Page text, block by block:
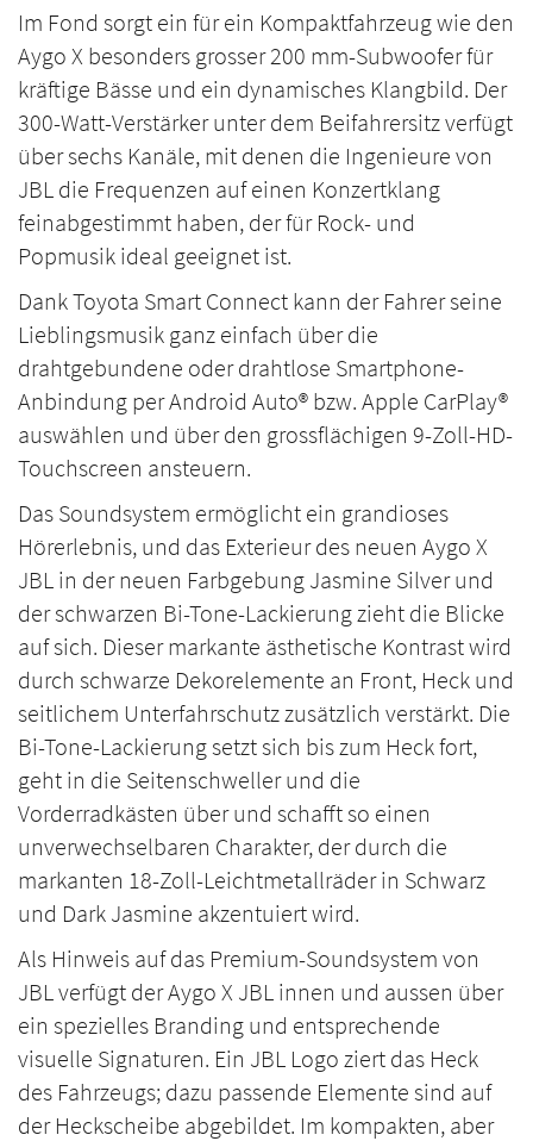
Im Fond sorgt ein für ein Kompaktfahrzeug wie den
Aygo X besonders grosser 200 mm-Subwoofer für
kräftige Bässe und ein dynamisches Klangbild. Der
300-Watt-Verstärker unter dem Beifahrersitz verfügt
über sechs Kanäle, mit denen die Ingenieure von
JBL die Frequenzen auf einen Konzertklang
feinabgestimmt haben, der für Rock- und
Popmusik ideal geeignet ist.
Dank Toyota Smart Connect kann der Fahrer seine
Lieblingsmusik ganz einfach über die
drahtgebundene oder drahtlose Smartphone-
Anbindung per Android Auto® bzw. Apple CarPlay®
auswählen und über den grossflächigen 9-Zoll-HD-
Touchscreen ansteuern.
Das Soundsystem ermöglicht ein grandioses
Hörerlebnis, und das Exterieur des neuen Aygo X
JBL in der neuen Farbgebung Jasmine Silver und
der schwarzen Bi-Tone-Lackierung zieht die Blicke
auf sich. Dieser markante ästhetische Kontrast wird
durch schwarze Dekorelemente an Front, Heck und
seitlichem Unterfahrschutz zusätzlich verstärkt. Die
Bi-Tone-Lackierung setzt sich bis zum Heck fort,
geht in die Seitenschweller und die
Vorderradkästen über und schafft so einen
unverwechselbaren Charakter, der durch die
markanten 18-Zoll-Leichtmetallräder in Schwarz
und Dark Jasmine akzentuiert wird.
Als Hinweis auf das Premium-Soundsystem von
JBL verfügt der Aygo X JBL innen und aussen über
ein spezielles Branding und entsprechende
visuelle Signaturen. Ein JBL Logo ziert das Heck
des Fahrzeugs; dazu passende Elemente sind auf
der Heckscheibe abgebildet. Im kompakten, aber